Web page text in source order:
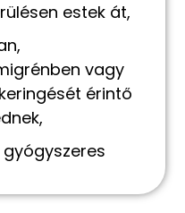
estek át,
vagy
érintő